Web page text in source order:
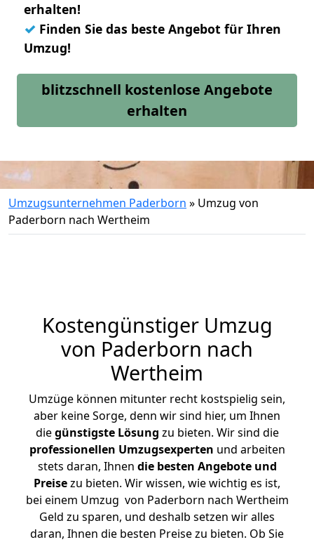
erhalten!
✓ Finden Sie das beste Angebot für Ihren
Umzug!
blitzschnell kostenlose Angebote
erhalten
Umzugsunternehmen Paderborn » Umzug von
Paderborn nach Wertheim
Kostengünstiger Umzug
von Paderborn nach
Wertheim
Umzüge können mitunter recht kostspielig sein,
aber keine Sorge, denn wir sind hier, um Ihnen
diegünstigste Lösung zu bieten. Wir sind die
professionellen Umzugsexperten und arbeiten
stets daran, Ihnen die besten Angebote und
Preisezu bieten. Wir wissen, wie wichtig es ist,
bei einem Umzug von Paderborn nach Wertheim
Geld zu sparen, und deshalb setzen wir alles
daran, Ihnen die besten Preise zu bieten. Ob Sie